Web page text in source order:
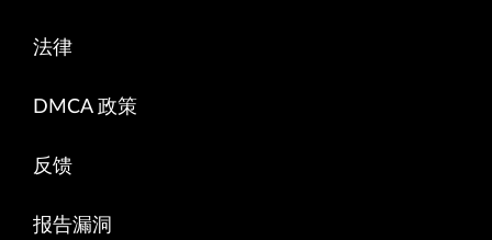
法律
DMCA 政策
反馈
报告漏洞